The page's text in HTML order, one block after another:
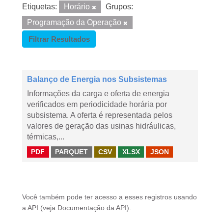
Etiquetas: Horário
Grupos:
Programação da Operação
Filtrar Resultados
Balanço de Energia nos Subsistemas
Informações da carga e oferta de energia
verificados em periodicidade horária por
subsistema. A oferta é representada pelos
valores de geração das usinas hidráulicas,
térmicas,...
PDF PARQUET CSV XLSX JSON
Você também pode ter acesso a esses registros usando
a API (veja Documentação da API ).